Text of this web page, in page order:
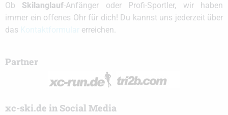
Ob Skilanglauf-Anfänger oder Profi-Sportler, wir haben
immer ein offenes Ohr für dich! Du kannst uns jederzeit über
das
erreichen.
Partner
xc-ski.de in Social Media